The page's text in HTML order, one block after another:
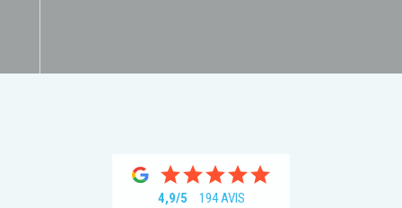
4,9/5 194 AVIS